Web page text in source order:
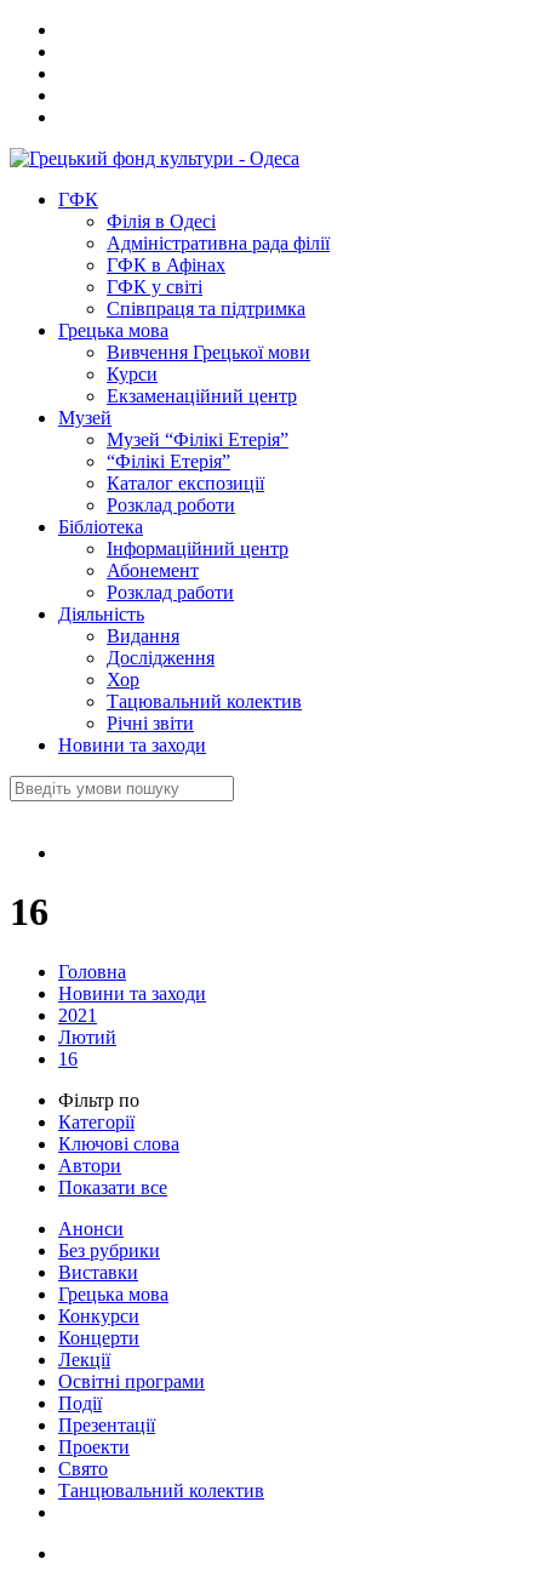
ГФК
Філія в Одесі
Адміністративна рада філії
ГФК в Афінах
ГФК у світі
Співпраця та підтримка
Грецька мова
Вивчення Грецької мови
Курси
Екзаменаційний центр
Музей
Музей “Філікі Етерія”
“Філікі Етерія”
Каталог експозиції
Розклад роботи
Бібліотека
Інформаційний центр
Абонемент
Розклад работи
Діяльність
Видання
Дослідження
Хор
Тацювальний колектив
Річні звіти
Новини та заходи
16
Головна
Новини та заходи
2021
Лютий
16
Фільтр по
Категорії
Ключові слова
Автори
Показати все
Анонси
Без рубрики
Виставки
Грецька мова
Конкурси
Концерти
Лекції
Освітні програми
Події
Презентації
Проекти
Свято
Танцювальний колектив